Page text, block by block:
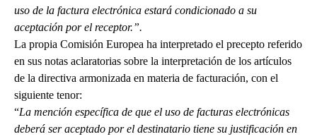
uso de la factura electrónica estará condicionado a su
aceptación por el receptor.”.
La propia Comisión Europea ha interpretado el precepto referido
en sus notas aclaratorias sobre la interpretación de los artículos
de la directiva armonizada en materia de facturación, con el
siguiente tenor:
“La mención específica de que el uso de facturas electrónicas
deberá ser aceptado por el destinatario tiene su justificación en